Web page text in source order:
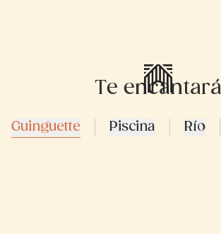
Te encantará
Guinguette Piscina Río